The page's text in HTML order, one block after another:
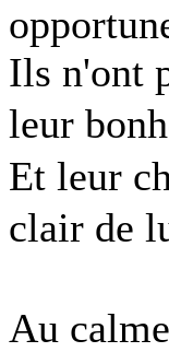
Ils n'ont
leur
Et leur
clair de
Au